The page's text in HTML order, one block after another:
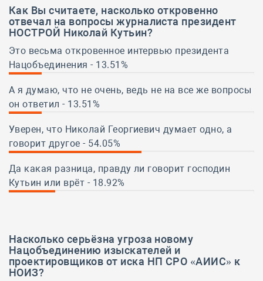
Как Вы считаете, насколько откровенно
отвечал на вопросы журналиста президент
НОСТРОЙ Николай Кутьин?
Это весьма откровенное интервью президента
Нацобъединения - 13.51%
А я думаю, что не очень, ведь не на все же вопросы
он ответил - 13.51%
Уверен, что Николай Георгиевич думает одно, а
говорит другое - 54.05%
Да какая разница, правду ли говорит господин
Кутьин или врёт - 18.92%
Насколько серьёзнаугроза новому
Нацобъединению изыскателей и
проектировщиков от иска НП СРО «АИИС» к
НОИЗ?